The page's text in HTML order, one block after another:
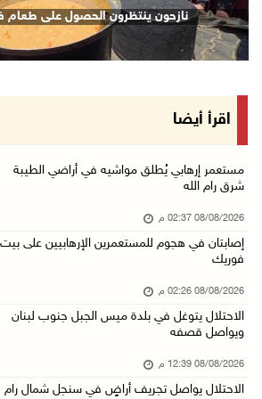
08/آب/2026 11:44 ص
الاحتلال يواصل تجريف أراضٍ في سنجل شمال
منتخبنا الوطني للتايكواندو يستهل مشاركته
"فانا": الثقافة البحرينية تـصون الهوية الوطني
08/آب/2026 11:04 ص
73,384 شهيدا و174,242 مصابا منذ بدء حرب الإبا ...
08/آب/2026 10:50 ص
قوات الاحتلال تجري تحقيقات ميدانية مع
08/آب/2026 10:18 ص
تقرير: خطاب الكراهية والتحريض يتصاعد في
متفوقين بالثانوية العامة في خان يونس
اقرأ أيضا
مستعمر إرهابي يُطلق مواشيه في أراضي الطيبة
شرق رام الله
08/08/2026 02:37 م
إصابتان في هجوم للمستعمرين الإرهابيين على بيت
فوريك
08/08/2026 02:26 م
الاحتلال يتوغل في بلدة ميس الجبل جنوب لبنان
ويواصل قصفه
08/08/2026 12:39 م
الاحتلال يواصل تجريف أراضٍ في سنجل شمال رام